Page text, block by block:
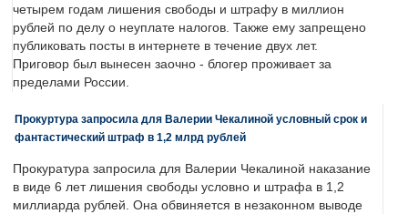
четырем годам лишения свободы и штрафу в миллион
рублей по делу о неуплате налогов. Также ему запрещено
публиковать посты в интернете в течение двух лет.
Приговор был вынесен заочно - блогер проживает за
пределами России.
Прокуртура запросила для Валерии Чекалиной условный срок и
фантастический штраф в 1,2 млрд рублей
Прокуратура запросила для Валерии Чекалиной наказание
в виде 6 лет лишения свободы условно и штрафа в 1,2
миллиарда рублей. Она обвиняется в незаконном выводе